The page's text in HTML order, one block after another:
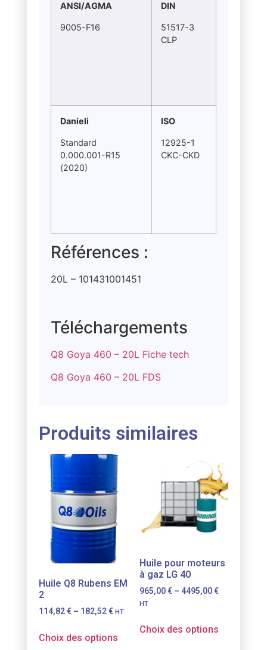
ANSI/AGMA
9005-F16
DIN
51517-3
CLP
Danieli
Standard
0.000.001-R15
(2020)
ISO
12925-1
CKC-CKD
Références :
20L – 101431001451
Téléchargements
Q8 Goya 460 – 20L Fiche tech
Q8 Goya 460 – 20L FDS
Produits similaires
Huile Q8 Rubens EM
2
114,82€– 182,52€ HT
Choix des options
Huile pour moteurs
à gaz LG 40
965,00€ – 4495,00€
HT
Choix des options